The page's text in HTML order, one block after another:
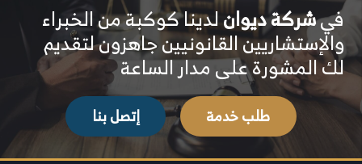
فيشركة ديوانلدينا كوكبة من الخبراء
والإستشاريين القانونيين جاهزون لتقديم
لك المشورة على مدار الساعة
طلب خدمة إتصل بنا